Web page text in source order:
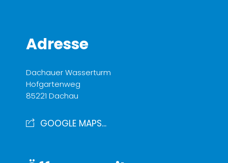
Adresse
Dachauer Wasserturm
Hofgartenweg
85221 Dachau
GOOGLE MAPS...